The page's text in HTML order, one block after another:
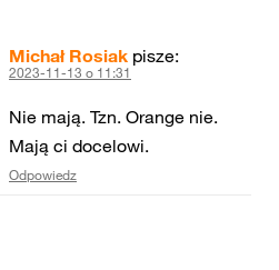
Michał Rosiak pisze:
2023-11-13 o 11:31
Nie mają. Tzn. Orange nie.
Mają ci docelowi.
Odpowiedz